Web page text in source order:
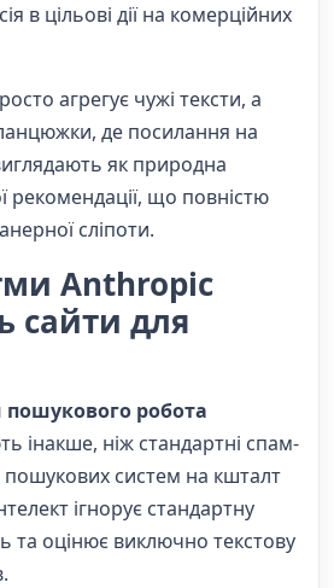
в цільові дії на комерційних
агрегує чужі тексти, а
де посилання на
як природна
рекомендації, що повністю
сліпоти.
Anthropic
сайти для
пошукового робота
інакше, ніж стандартні спам-
пошукових систем на кшталт
ігнорує стандартну
та оцінює виключно текстову